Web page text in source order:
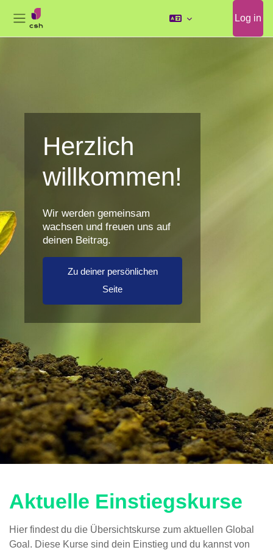
Side panel
Log in
Herzlich
willkommen!
Wir werden gemeinsam
wachsen und freuen uns auf
deinen Beitrag.
Zu deiner persönlichen
Seite
Aktuelle Einstiegskurse
Hier findest du die Übersichtskurse zum aktuellen Global
Goal. Diese Kurse sind dein Einstieg und du kannst von